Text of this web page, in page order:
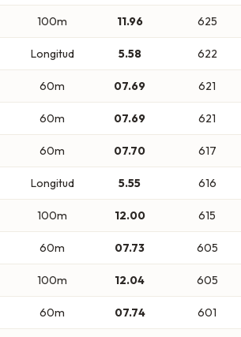
100m 11.96 625
Longitud 5.58 622
60m 07.69 621
60m 07.69 621
60m 07.70 617
Longitud 5.55 616
100m 12.00 615
60m 07.73 605
100m 12.04 605
60m 07.74 601